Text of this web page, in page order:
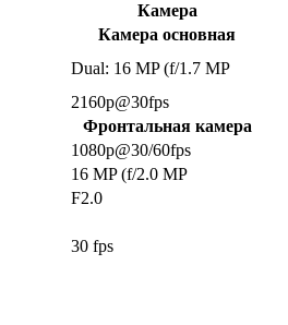
Камера
Камера основная
Dual: 16 MP (f/1.7 MP
2160p@30fps
Фронтальная камера
1080p@30/60fps
16 MP (f/2.0 MP
F2.0
30 fps